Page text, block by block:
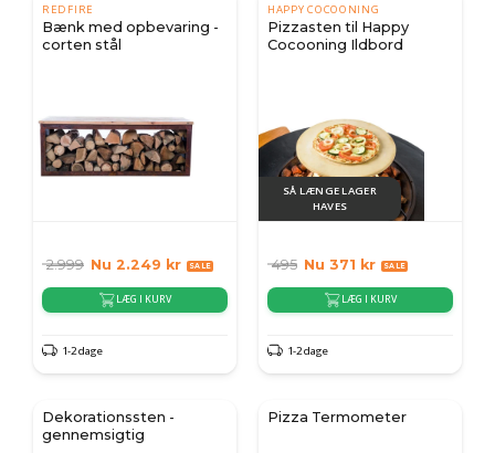
REDFIRE
Bænk med opbevaring -
corten stål
2.999 Nu 2.249 kr
LÆG I KURV
1-2 dage
HAPPY COCOONING
Pizzasten til Happy
Cocooning Ildbord
SÅ LÆNGE LAGER
HAVES
495 Nu 371 kr
LÆG I KURV
1-2 dage
Dekorationssten -
gennemsigtig
Pizza Termometer